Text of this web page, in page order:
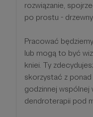
rozwiązanie,
po prostu -
Pracować
lub mogą to być
kniei. Ty
skorzystać z
godzinnej wspólnej
dendroterapii pod